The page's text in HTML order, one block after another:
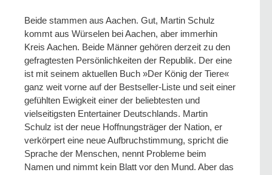
Beide stammen aus Aachen. Gut, Martin Schulz
kommt aus Würselen bei Aachen, aber immerhin
Kreis Aachen. Beide Männer gehören derzeit zu den
gefragtesten Persönlichkeiten der Republik. Der eine
ist mit seinem aktuellen Buch »Der König der Tiere«
ganz weit vorne auf der Bestseller-Liste und seit einer
gefühlten Ewigkeit einer der beliebtesten und
vielseitigsten Entertainer Deutschlands. Martin
Schulz ist der neue Hoffnungsträger der Nation, er
verkörpert eine neue Aufbruchstimmung, spricht die
Sprache der Menschen, nennt Probleme beim
Namen und nimmt kein Blatt vor den Mund. Aber das